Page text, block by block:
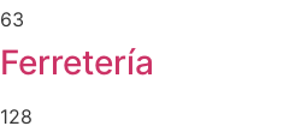
63
Ferretería
128